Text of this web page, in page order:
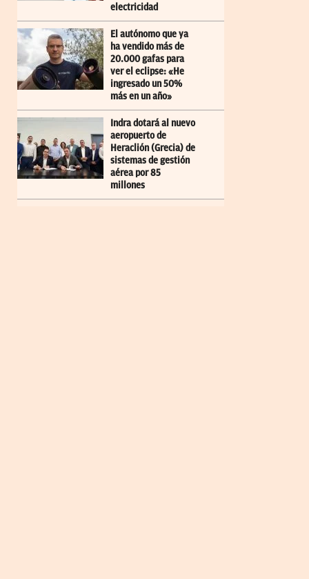
electricidad
El autónomo que ya
ha vendido más de
20.000 gafas para
ver el eclipse: «He
ingresado un 50%
más en un año»
Indra dotará al nuevo
aeropuerto de
Heraclión (Grecia) de
sistemas de gestión
aérea por 85
millones